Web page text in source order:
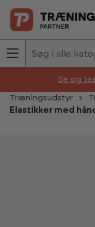
Skip to main content
Se og
Træningsudstyr
Elastikker med